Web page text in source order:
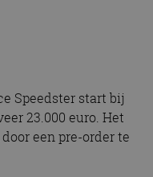
Speedster start bij
23.000 euro. Het
een pre-order te